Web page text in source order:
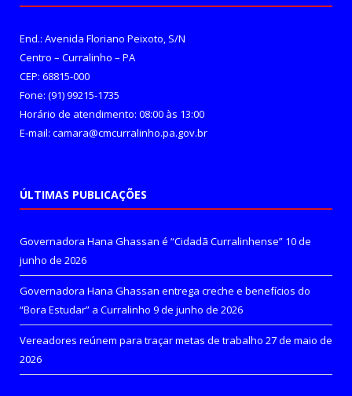
End.: Avenida Floriano Peixoto, S/N
Centro – Curralinho – PA
CEP: 68815-000
Fone: (91) 99215-1735
Horário de atendimento: 08:00 às 13:00
E-mail: camara@cmcurralinho.pa.gov.br
ÚLTIMAS PUBLICAÇÕES
Governadora Hana Ghassan é “Cidadã Curralinhense” 10 de
junho de 2026
Governadora Hana Ghassan entrega creche e benefícios do
“Bora Estudar” a Curralinho 9 de junho de 2026
Vereadores reúnem para traçar metas de trabalho 27 de maio de
2026